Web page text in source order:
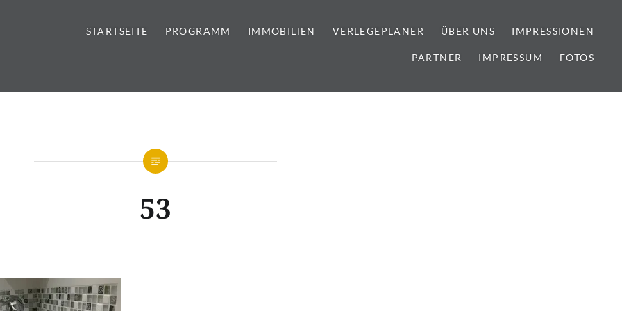
| Sanitär | Immobilien
STARTSEITE PROGRAMM IMMOBILIEN VERLEGEPLANER ÜBER UNS IMPRESSIONEN
PARTNER IMPRESSUM FOTOS
53